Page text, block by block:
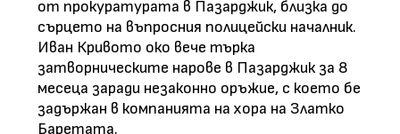
от прокуратурата в Пазарджик, близка до
сърцето на въпросния полицейски началник.
Иван Кривото око вече търка
затворническите нарове в Пазарджик за 8
месеца заради незаконно оръжие, с което бе
задържан в компанията на хора на Златко
Баретата.